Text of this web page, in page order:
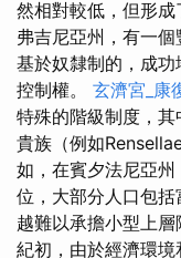
然相對較低，但形成
弗吉尼亞州，有一
基於奴隸制的，成
控制權。 玄濟宮_康
特殊的階級制度，
貴族（例如
如，在賓夕法尼亞
位，大部分人口包
越難以承擔小型上層
紀初，由於經濟環境